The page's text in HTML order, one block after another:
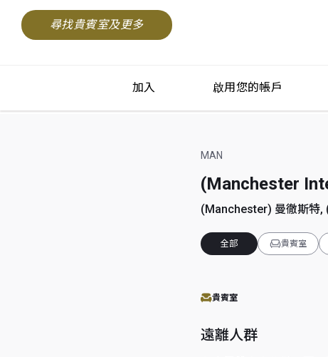
尋找貴賓室及更多
加入 啟用您的帳戶
MAN
(Manchester
(Manchester) 曼徹斯特,
全部 貴賓室
貴賓室
遠離人群